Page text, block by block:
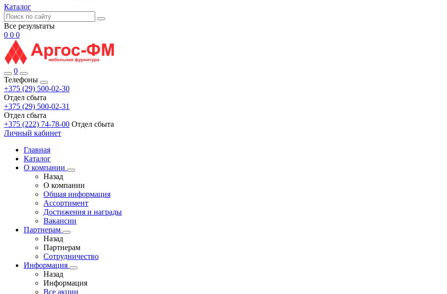
Каталог
Все результаты
0 0 0
0
Телефоны
+375 (29) 500-02-30
Отдел сбыта
+375 (29) 500-02-31
Отдел сбыта
+375 (222) 74-78-00 Отдел сбыта
Личный кабинет
Главная
Каталог
О компании
Назад
О компании
Общая информация
Ассортимент
Достижения и награды
Вакансии
Партнерам
Назад
Партнерам
Сотрудничество
Информация
Назад
Информация
Все акции